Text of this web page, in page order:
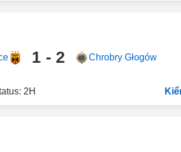
1 - 2 Chrobry Głogów
2H